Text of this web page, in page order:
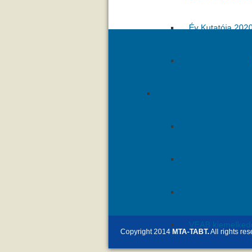
Év Kutatója
MTA VEAB
VEAB
Copyright 2014 MTA-TABT.All rights